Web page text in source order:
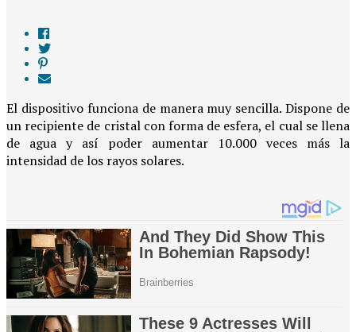
El dispositivo funciona de manera muy sencilla. Dispone de
un recipiente de cristal con forma de esfera, el cual se llena
de agua y así poder aumentar 10.000 veces más la
intensidad de los rayos solares.